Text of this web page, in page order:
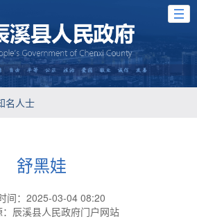
名人士
舒黑娃
间：2025-03-04 08:20
辰溪县人民政府门户网站